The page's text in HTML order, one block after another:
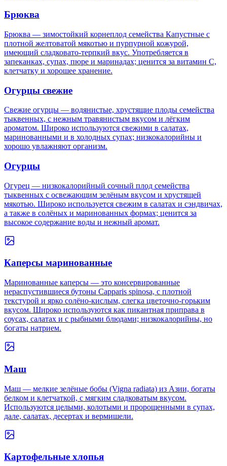
Брюква
Брюква — зимостойкий корнеплод семейства Капустные с
плотной желтоватой мякотью и пурпурной кожурой,
имеющий сладковато-терпкий вкус. Употребляется в
запеканках, супах, пюре и маринадах; ценится за витамин C,
клетчатку и хорошее хранение.
Огурцы свежие
Свежие огурцы — водянистые, хрустящие плоды семейства
тыквенных, с нежным травянистым вкусом и лёгким
ароматом. Широко используются свежими в салатах,
маринованными и в холодных супах; низкокалорийны и
хорошо увлажняют организм.
Огурцы
Огурец — низкокалорийный сочный плод семейства
тыквенных с освежающим зелёным вкусом и хрустящей
мякотью. Широко используется свежим в салатах и сэндвичах,
а также в солёных и маринованных формах; ценится за
высокое содержание воды и нежный аромат.
Каперсы маринованные
Маринованные каперсы — это консервированные
нераспустившиеся бутоны Capparis spinosa, с плотной
текстурой и ярко солёно-кислым, слегка цветочно-горьким
вкусом. Широко используются как пикантная приправа в
соусах, салатах и с рыбными блюдами; низкокалорийны, но
богаты натрием.
Маш
Маш — мелкие зелёные бобы (Vigna radiata) из Азии, богаты
белком и клетчаткой, с мягким сладковатым вкусом.
Используются целыми, колотыми и пророщенными в супах,
далe, салатах, десертах и вермишели.
Картофельные хлопья